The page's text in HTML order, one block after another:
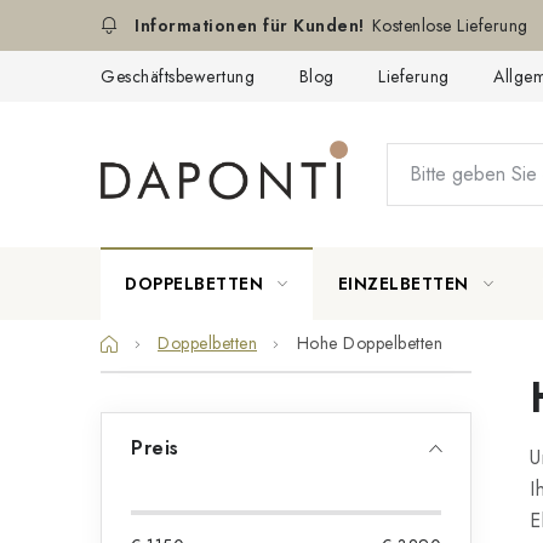
Kostenlose Lieferung
Geschäftsbewertung Blog Lieferung
DOPPELBETTEN EINZELBETTEN
StartseiteDoppelbetten Hohe Doppelbetten
S
Preis